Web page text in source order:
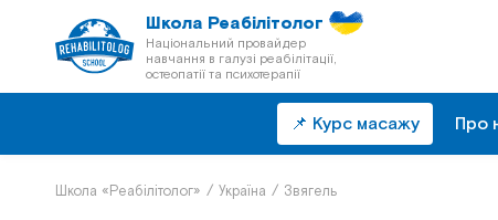
Школа Реабілітолог
Національний провайдер
навчання в галузі реабілітації,
остеопатії та психотерапії
📌 Курс масажу Про
Школа «Реабілітолог» / Україна / Звягель